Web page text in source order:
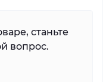
станьте
вопрос.